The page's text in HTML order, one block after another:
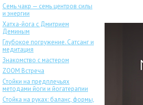
Семь чакр — семь центров силы
и энергии
Хатха-йога с Дмитрием
Деминым
Глубокое погружение. Сатсанг и
медитация
Знакомство с мастером
ZOOM Встреча
Стойки на предплечьях
методами йоги и йогатерапии
Стойка на руках: баланс, формы,